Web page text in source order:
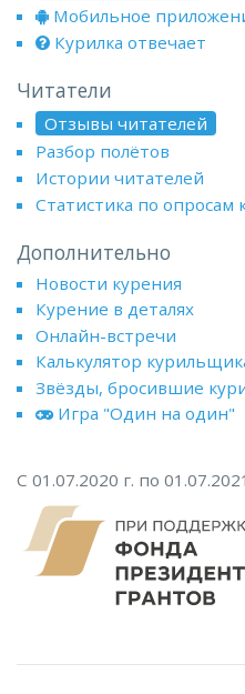
Мобильное
Курилка отвечает
Читатели
Отзывы читателей
Разбор полётов
Истории читателей
Статистика по опросам
Дополнительно
Новости курения
Курение в деталях
Онлайн-встречи
Калькулятор
Звёзды, бросившие
Игра "Один на один"
С 01.07.2020 г. по